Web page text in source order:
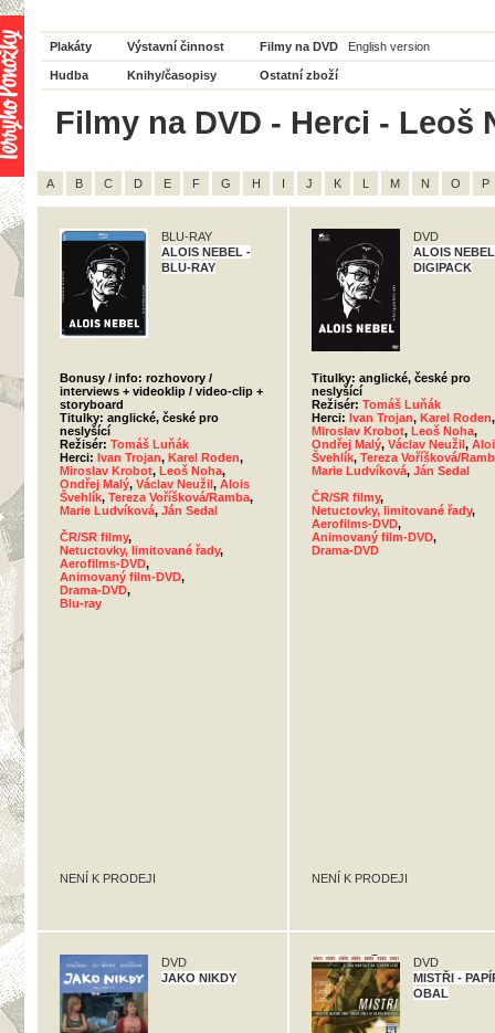
Plakáty Výstavní činnost Filmy na DVD English version
Hudba Knihy/časopisy Ostatní zboží
Filmy na DVD - Herci - Leoš
A B C D E F G H I J K L M N O P
BLU-RAY
ALOIS NEBEL -
BLU-RAY
Bonusy / info: rozhovory /
interviews + videoklip / video-clip +
storyboard
Titulky: anglické, české pro
neslyšící
Režisér: Tomáš Luňák
Herci: Ivan Trojan, Karel Roden,
Miroslav Krobot, Leoš Noha,
Ondřej Malý, Václav Neužil, Alois
Švehlík, Tereza Voříšková/Ramba,
Marie Ludvíková, Ján Sedal
ČR/SR filmy,
Netuctovky, limitované řady,
Aerofilms-DVD,
Animovaný film-DVD,
Drama-DVD,
Blu-ray
NENÍ K PRODEJI
DVD
ALOIS
DIGIPACK
Titulky: anglické, české pro
neslyšící
Režisér: Tomáš Luňák
Herci: Ivan Trojan, Karel Roden,
Miroslav Krobot, Leoš Noha,
Ondřej Malý, Václav Neužil,
Švehlík, Tereza Voříšková/
Marie Ludvíková, Ján Sedal
ČR/SR filmy,
Netuctovky, limitované řady,
Aerofilms-DVD,
Animovaný film-DVD,
Drama-DVD
NENÍ K PRODEJI
DVD
JAKO NIKDY
DVD
MISTŘI -
OBAL